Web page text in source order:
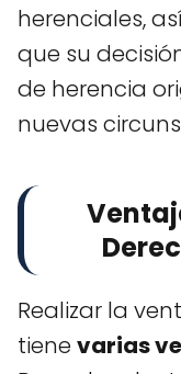
herenciales,
que su
de herencia
nuevas
Realizar la
tiene varias